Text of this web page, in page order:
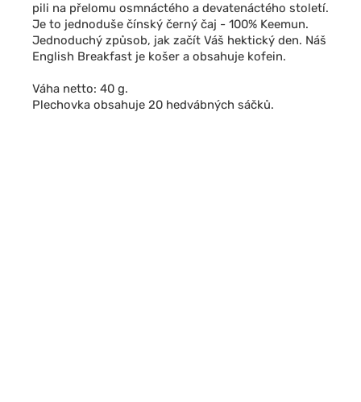
pili na přelomu osmnáctého a devatenáctého století.
Je to jednoduše čínský černý čaj - 100% Keemun.
Jednoduchý způsob, jak začít Váš hektický den. Náš
English Breakfast je košer a obsahuje kofein.
Váha netto: 40 g.
Plechovka obsahuje 20 hedvábných sáčků.